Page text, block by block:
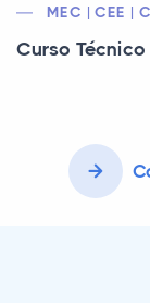
MEC | CEE |
Curso